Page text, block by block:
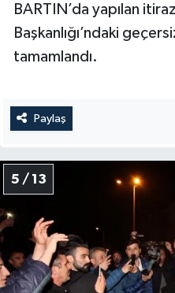
BARTIN’da yapılan
Başkanlığı’ndaki
tamamlandı.
Paylaş
5 / 13